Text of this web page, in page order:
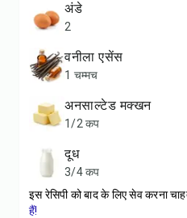
अंडे
2
वनीला एसेंस
1 चम्मच
अनसाल्टेड मक्खन
1/2 कप
दूध
3/4 कप
इस रेसिपी को बाद के लिए सेव करना
हैं!